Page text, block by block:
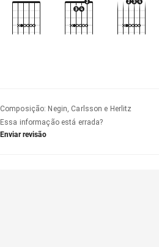
Composição: Negin, Carlsson e Herlitz
Essa informação está errada?
Enviar revisão